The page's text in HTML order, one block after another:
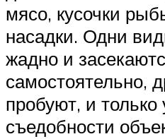
мясо, кусочки
насадки. Одни
жадно и
самостоятельно,
пробуют, и
съедобности